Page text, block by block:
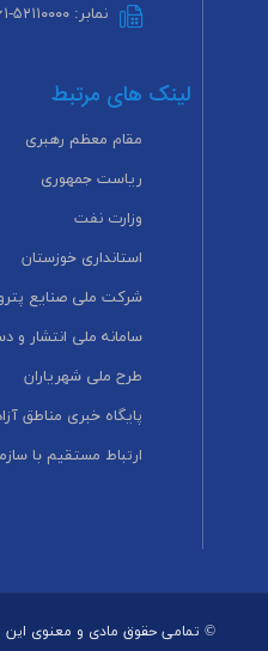
نمابر: ۵۲۱۱۰۰۰۰-۰۶۱
لینک های مرتبط
مقام معظم رهبری
ریاست جمهوری
وزارت نفت
استانداری خوزستان
شرکت ملی صنایع
سامانه ملی انتشار و
طرح ملی شهریاران
پایگاه خبری مناطق
ارتباط مستقیم با
© تمامی حقوق مادی و معنوی این